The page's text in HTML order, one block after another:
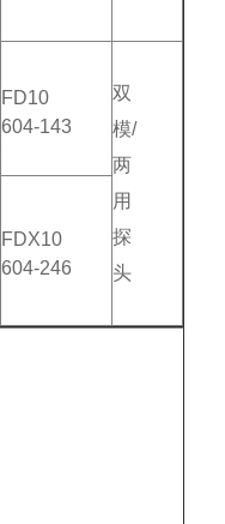
FD10
604-143
双
模/
两
用
探
头
FDX10
604-246